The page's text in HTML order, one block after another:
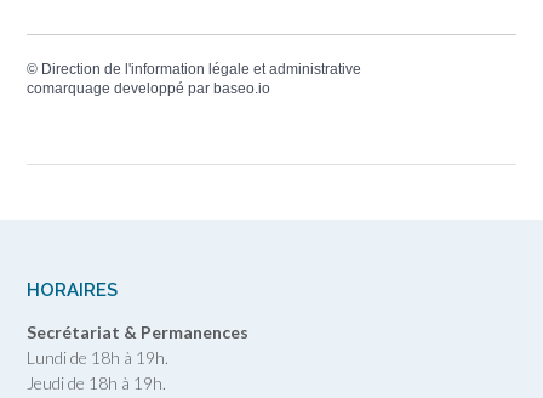
© Direction de l'information légale et administrative
comarquage developpé par baseo.io
HORAIRES
Secrétariat & Permanences
Lundi de 18h à 19h.
Jeudi de 18h à 19h.